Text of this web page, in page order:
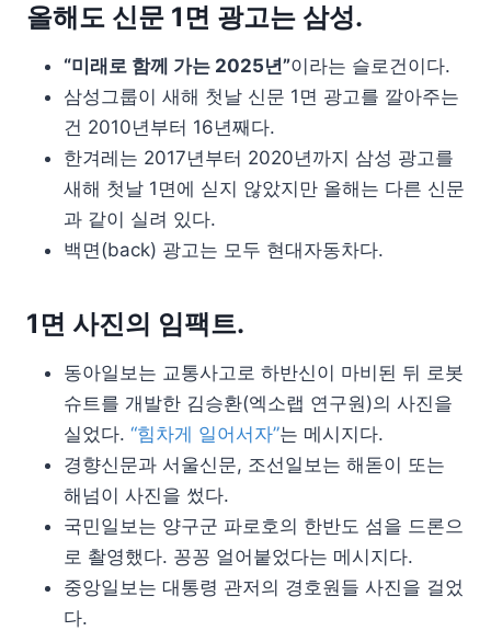
올해도 신문 1면 광고는 삼성.
“미래로 함께 가는 2025년”이라는 슬로건이다.
삼성그룹이 새해 첫날 신문 1면 광고를 깔아주는
건 2010년부터 16년째다.
한겨레는 2017년부터 2020년까지 삼성 광고를
새해 첫날 1면에 싣지 않았지만 올해는 다른 신문
과 같이 실려 있다.
백면(back) 광고는 모두 현대자동차다.
1면 사진의 임팩트.
동아일보는 교통사고로 하반신이 마비된 뒤 로봇
슈트를 개발한 김승환(엑소랩 연구원)의 사진을
실었다. “힘차게 일어서자”는 메시지다.
경향신문과 서울신문, 조선일보는 해돋이 또는
해넘이 사진을 썼다.
국민일보는 양구군 파로호의 한반도 섬을 드론으
로 촬영했다. 꽁꽁 얼어붙었다는 메시지다.
중앙일보는 대통령 관저의 경호원들 사진을 걸었
다.